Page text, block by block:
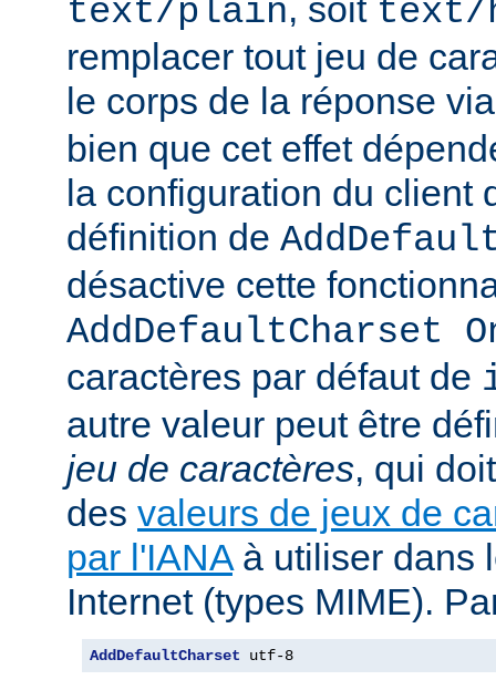
text/plain, soit text/
remplacer tout jeu de
le corps de la réponse
bien que cet effet
la configuration du client
définition de
désactive cette
AddDefaultCharset
caractères par défaut de
autre valeur peut être
jeu de caractères, qui
des valeurs de jeux de
par l'IANAà utiliser dans
Internet (types MIME).
AddDefaultCharset utf-8